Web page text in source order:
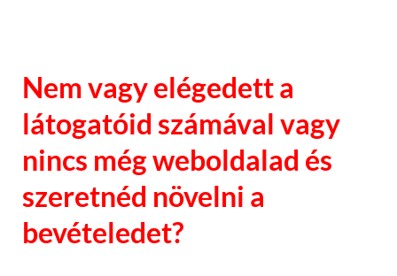
Nem vagy elégedett a
látogatóid számával vagy
nincs még weboldalad és
szeretnéd növelni a
bevételedet?